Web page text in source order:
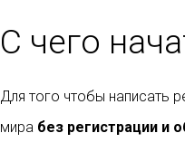
С чего
Для того чтобы написать
мира без регистрации и